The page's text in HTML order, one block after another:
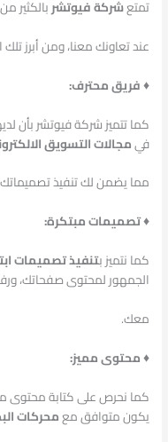
تمتعشركة فيوتشربالكثير
عند تعاونك معنا، ومن أبرز تلك
♦ فريق محترف:
كما تتميز شركة فيوتشر بأن
فيمجالات التسويق
مما يضمن لك تنفيذ تصميماتك
♦ تصميمات مبتكرة:
كما نتميز بتنفيذ تصميمات
الجمهور لمحتوى صفحاتك،
معك.
♦ محتوى مميز:
كما نحرص على كتابة محتوى
يكون متوافق معمحركات